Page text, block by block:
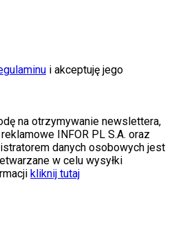
i akceptuję jego
na otrzymywanie newslettera,
INFOR PL S.A. oraz
danych osobowych jest
w celu wysyłki
kliknij tutaj